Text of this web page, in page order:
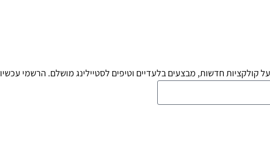
קולקציות חדשות, מבצעים בלעדיים וטיפים לסטיילינג מושלם. הרשמי עכשיו